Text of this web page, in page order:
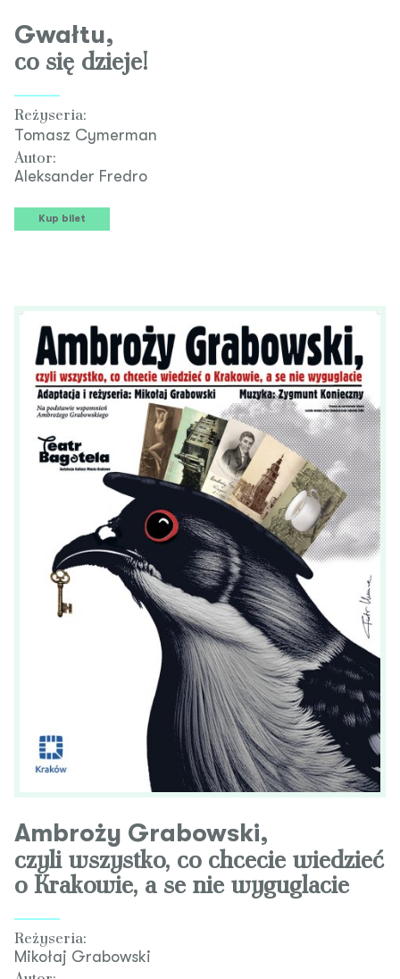
Gwałtu,
co się dzieje!
Reżyseria:
Tomasz Cymerman
Autor:
Aleksander Fredro
Kup bilet
Ambroży Grabowski,
czyli wszystko, co chcecie wiedzieć
o Krakowie, a se nie wyguglacie
Reżyseria:
Mikołaj Grabowski